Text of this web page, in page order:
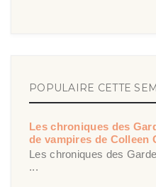
POPULAIRE CETTE
Les chroniques des
de vampires de Colleen
Les chroniques des
...